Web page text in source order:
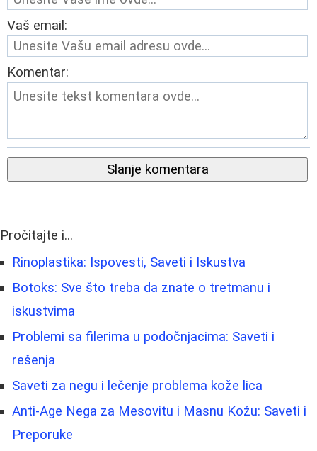
Vaš email:
Komentar:
Slanje komentara
Pročitajte i...
Rinoplastika: Ispovesti, Saveti i Iskustva
Botoks: Sve što treba da znate o tretmanu i
iskustvima
Problemi sa filerima u podočnjacima: Saveti i
rešenja
Saveti za negu i lečenje problema kože lica
Anti-Age Nega za Mesovitu i Masnu Kožu: Saveti i
Preporuke